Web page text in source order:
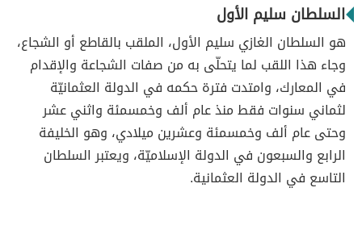
السلطان سليم الأول
هو السلطان الغازي سليم الأول، الملقب بالقاطع أو الشجاع،
وجاء هذا اللقب لما يتحلّى به من صفات الشجاعة والإقدام
في المعارك، وامتدت فترة حكمه في الدولة العثمانيّة
لثماني سنوات فقط منذ عام ألف وخمسمئة واثني عشر
وحتى عام ألف وخمسمئة وعشرين ميلادي، وهو الخليفة
الرابع والسبعون في الدولة الإسلاميّة، ويعتبر السلطان
التاسع في الدولة العثمانية.